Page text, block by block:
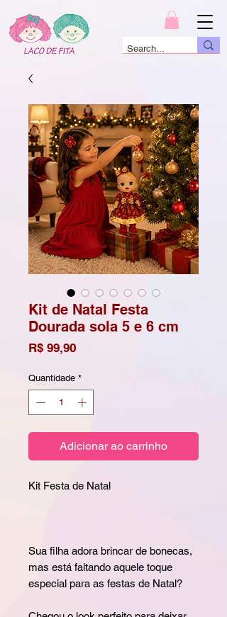
Kit de Natal Festa
Dourada sola 5 e 6 cm
R$ 99,90Preço
Quantidade *
Adicionar ao carrinho
Kit Festa de Natal
Sua filha adora brincar de bonecas,
mas está faltando aquele toque
especial para as festas de Natal?